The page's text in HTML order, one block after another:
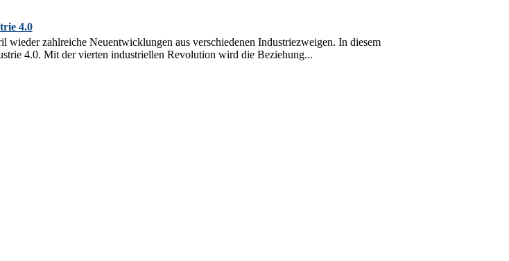
4.0
zahlreiche Neuentwicklungen aus verschiedenen Industriezweigen. In diesem
4.0. Mit der vierten industriellen Revolution wird die Beziehung...